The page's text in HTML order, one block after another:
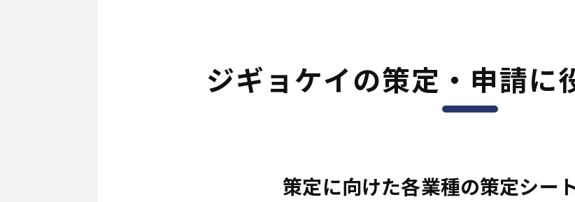
ジギョケイの策定・申請に
策定に向けた各業種の策定シー